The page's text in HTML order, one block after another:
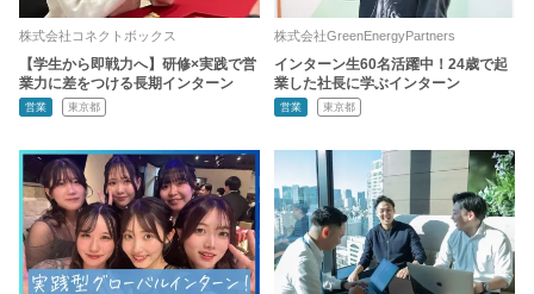
株式会社コネクトボックス
【学生から即戦力へ】研修×実践で営
業力に差をつける長期インターン
営業 東京都
株式会社GreenEnergyPartners
インターン生60名活躍中！24歳で起
業した社長に学ぶインターン
営業 東京都